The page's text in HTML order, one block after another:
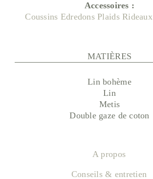
Accessoires :
Coussins Edredons Plaids Rideaux
MATIÈRES
Lin bohème
Lin
Metis
Double gaze de coton
A propos
Conseils & entretien